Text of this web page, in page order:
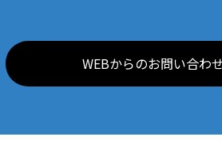
WEBからのお問い合わ